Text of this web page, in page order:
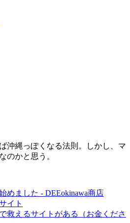
沖縄っぽくなる法則。しかし、マ
のかと思う。